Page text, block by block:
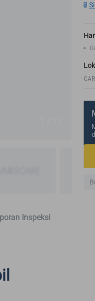
Inspeksi